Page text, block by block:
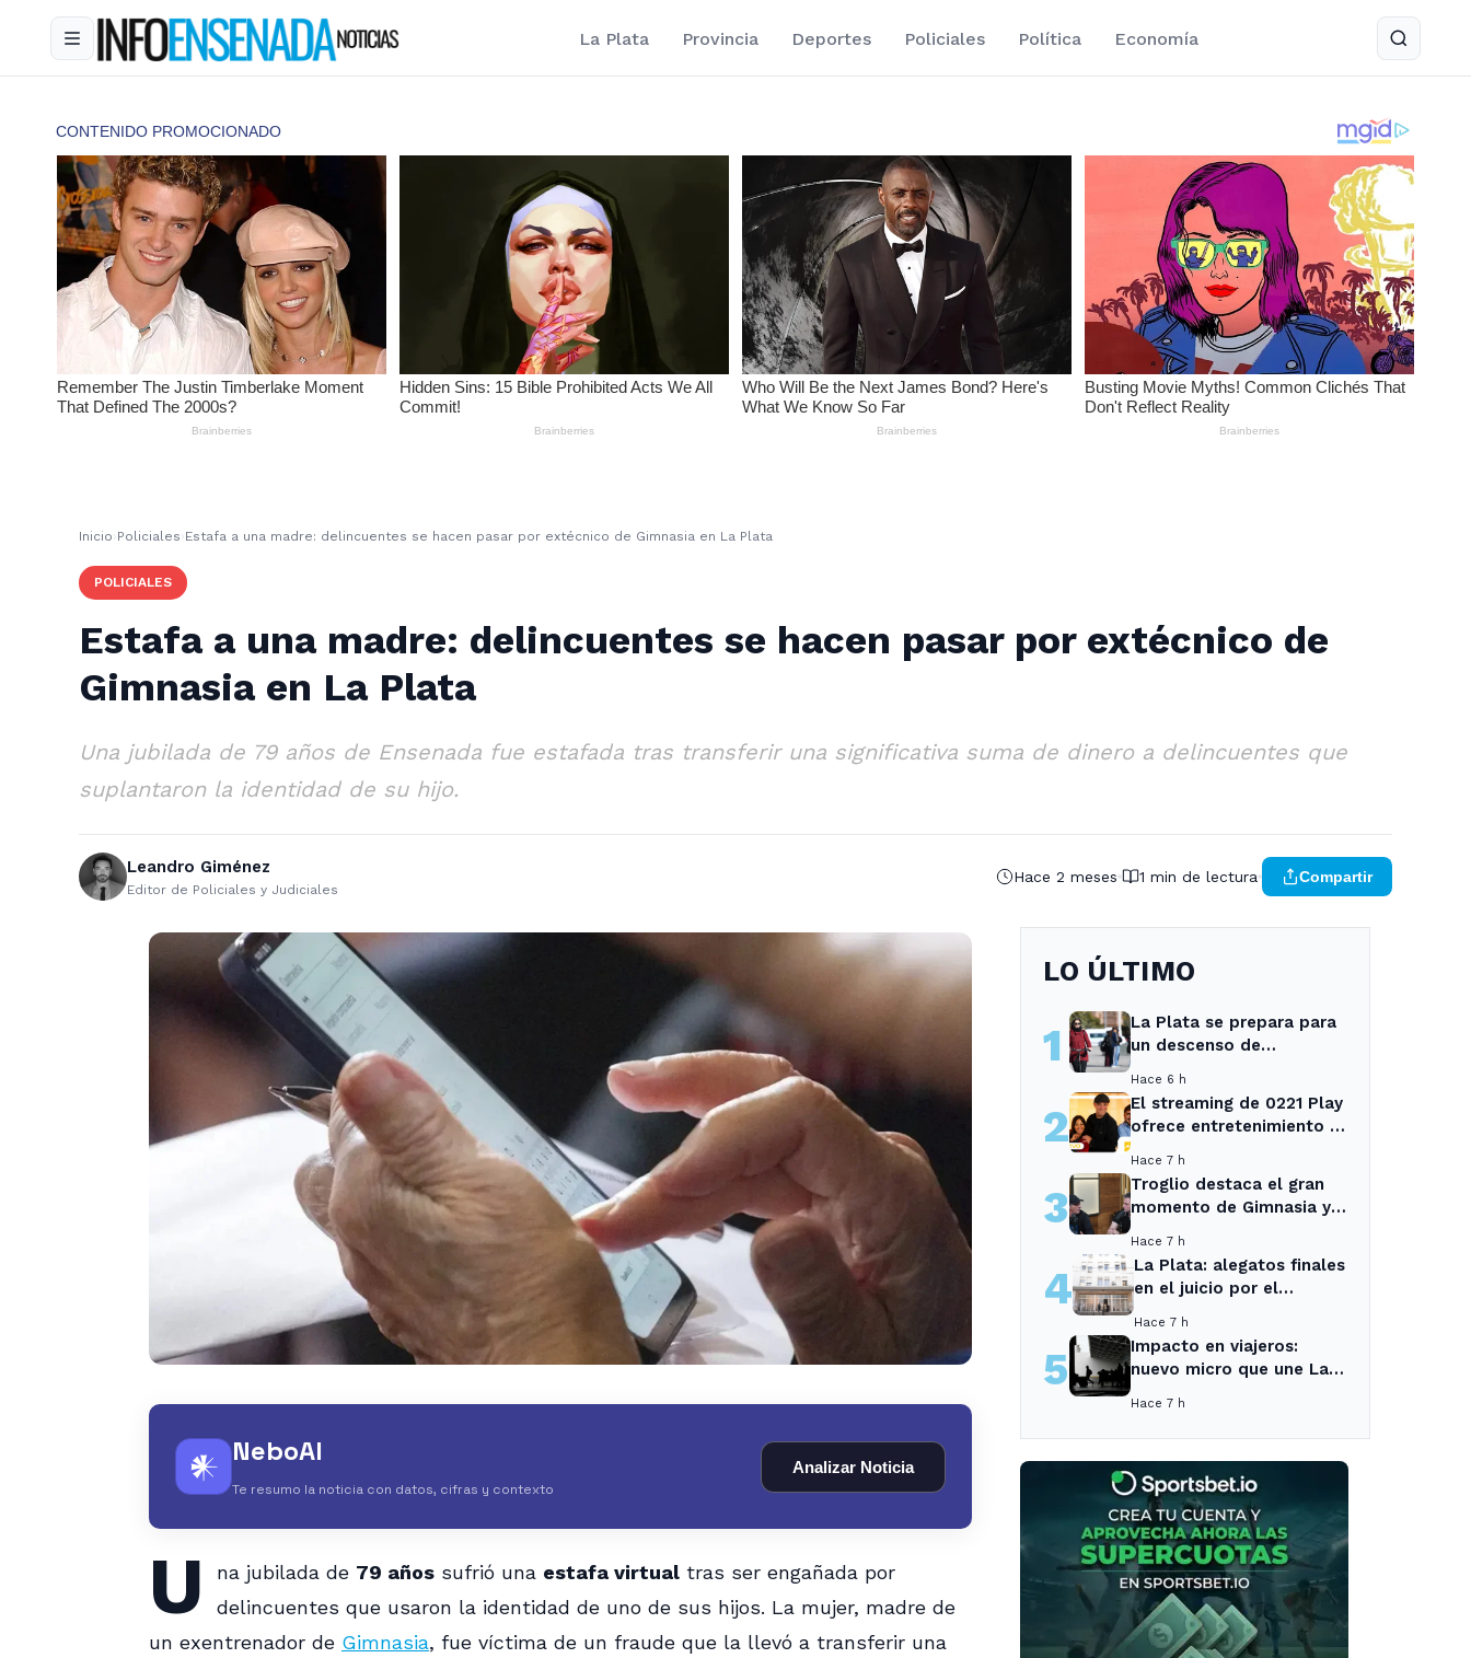
La Plata Provincia Deportes Policiales Política Economía
Inicio ›Policiales ›Estafa a una madre: delincuentes se hacen pasar por extécnico de Gimnasia en La Plata
POLICIALES
Estafa a una madre: delincuentes se hacen pasar por extécnico de
Gimnasia en La Plata
Una jubilada de 79 años de Ensenada fue estafada tras transferir una significativa suma de dinero a delincuentes que
suplantaron la identidad de su hijo.
Leandro Giménez
Editor de Policiales y Judiciales
Hace 2 meses 1 min de lectura Compartir
𒀭 NeboAI
Te resumo la noticia con datos, cifras y contexto
Analizar Noticia
U na jubilada de 79 añossufrió una estafa virtualtras ser engañada por
delincuentes que usaron la identidad de uno de sus hijos. La mujer, madre de
un exentrenador de Gimnasia, fue víctima de un fraude que la llevó a transferir una
LO ÚLTIMO
1
La Plata se prepara para
un descenso de
Hace 6 h
2
El streaming de 0221 Play
ofrece entretenimiento y
Hace 7 h
3
Troglio destaca el gran
momento de Gimnasia y
entrenador
Hace 7 h
4
La Plata: alegatos finales
en el juicio por el
Hace 7 h
5
Impacto en viajeros:
nuevo micro que une La
tramo específico
Hace 7 h